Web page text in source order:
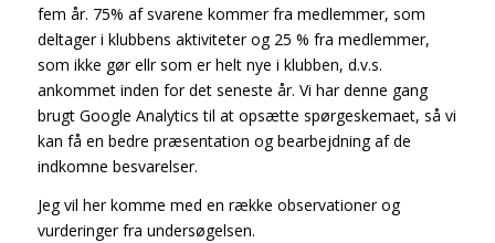
fem år. 75% af svarene kommer fra medlemmer, som
deltager i klubbens aktiviteter og 25 % fra medlemmer,
som ikke gør ellr som er helt nye i klubben, d.v.s.
ankommet inden for det seneste år. Vi har denne gang
brugt Google Analytics til at opsætte spørgeskemaet, så vi
kan få en bedre præsentation og bearbejdning af de
indkomne besvarelser.
Jeg vil her komme med en række observationer og
vurderinger fra undersøgelsen.